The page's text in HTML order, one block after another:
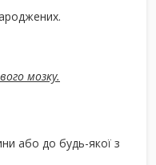
мозку.
або до будь-якої з